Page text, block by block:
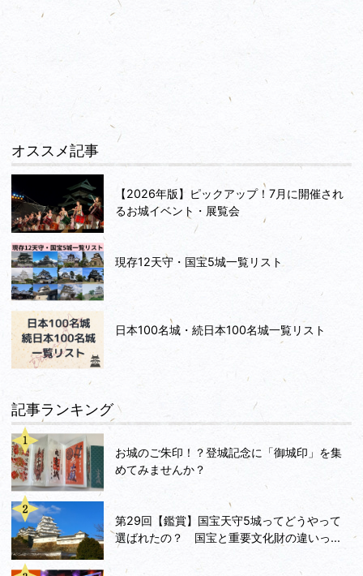
オススメ記事
【2026年版】ピックアップ！7月に開催され
るお城イベント・展覧会
現存12天守・国宝5城一覧リスト
日本100名城・続日本100名城一覧リスト
記事ランキング
お城のご朱印！？登城記念に「御城印」を集
めてみませんか？
第29回【鑑賞】国宝天守5城ってどうやって
選ばれたの？ 国宝と重要文化財の違いっ...